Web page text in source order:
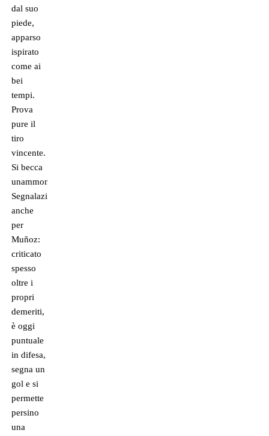
dal suo
piede,
apparso
ispirato
come ai
bei
tempi.
Prova
pure il
tiro
vincente.
Si becca
unammonizione.
Segnalazione
anche
per
Muñoz:
criticato
spesso
oltre i
propri
demeriti,
è oggi
puntuale
in difesa,
segna un
gol e si
permette
persino
una